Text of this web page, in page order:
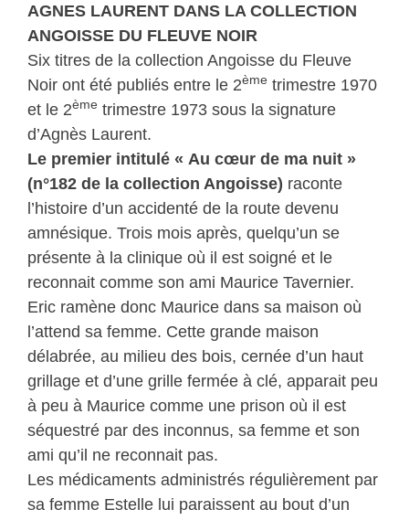
AGNES LAURENT DANS LA COLLECTION
ANGOISSE DU FLEUVE NOIR
Six titres de la collection Angoisse du Fleuve
Noir ont été publiés entre le 2ème trimestre 1970
et le 2ème trimestre 1973 sous la signature
d’Agnès Laurent.
Le premier intitulé « Au cœur de ma nuit »
(n°182 de la collection Angoisse) raconte
l’histoire d’un accidenté de la route devenu
amnésique. Trois mois après, quelqu’un se
présente à la clinique où il est soigné et le
reconnait comme son ami Maurice Tavernier.
Eric ramène donc Maurice dans sa maison où
l’attend sa femme. Cette grande maison
délabrée, au milieu des bois, cernée d’un haut
grillage et d’une grille fermée à clé, apparait peu
à peu à Maurice comme une prison où il est
séquestré par des inconnus, sa femme et son
ami qu’il ne reconnait pas.
Les médicaments administrés régulièrement par
sa femme Estelle lui paraissent au bout d’un